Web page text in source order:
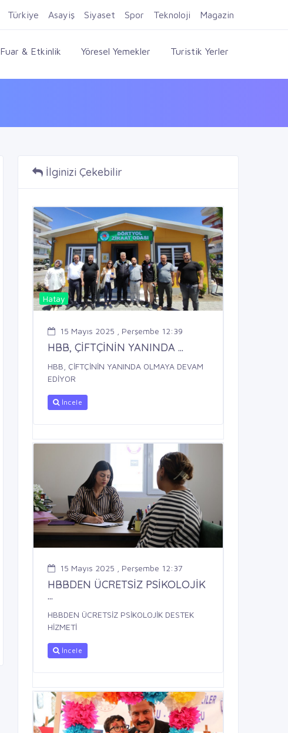
Firma Ekle Kayıt Ol Giriş Yap
Fuar & Etkinlik Yöresel Yemekler Turistik Yerler
Türkiye Asayiş Siyaset Spor Teknoloji Magazin
İlginizi Çekebilir
Hatay
15 Mayıs 2025 , Perşembe 12:39
HBB, ÇİFTÇİNİN YANINDA ...
HBB, ÇİFTÇİNİN YANINDA OLMAYA DEVAM
EDİYOR
İncele
15 Mayıs 2025 , Perşembe 12:37
HBBDEN ÜCRETSİZ PSİKOLOJİK
...
HBBDEN ÜCRETSİZ PSİKOLOJİK DESTEK
HİZMETİ
İncele